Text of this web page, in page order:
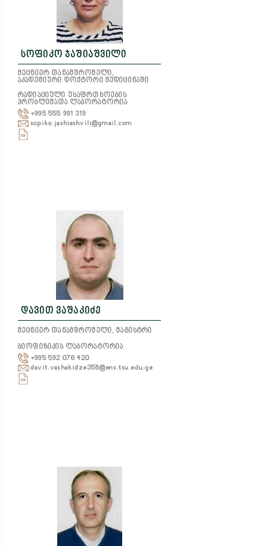
სოფიკო ჯაშიაშვილი
მეცნიერ თანამშრომელი,
აკადემიური დოქტორი მედიცინაში
რადიაციული უსაფრთხოების
პრობლემათა ლაბორატორია
+995 555 991 319
sopiko.jashiashvili@gmail.com
დავით ვაშაკიძე
მეცნიერ თანამშრომელი, მაგისტრი
ბიოფიზიკის ლაბორატორია
+995 592 076 420
davit.vashakidze358@ens.tsu.edu.ge